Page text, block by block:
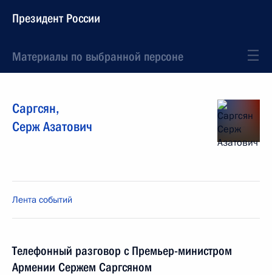
Президент России
Материалы по выбранной персоне
Саргсян,
Серж Азатович
Лента событий
Телефонный разговор с Премьер-министром
Армении Сержем Саргсяном